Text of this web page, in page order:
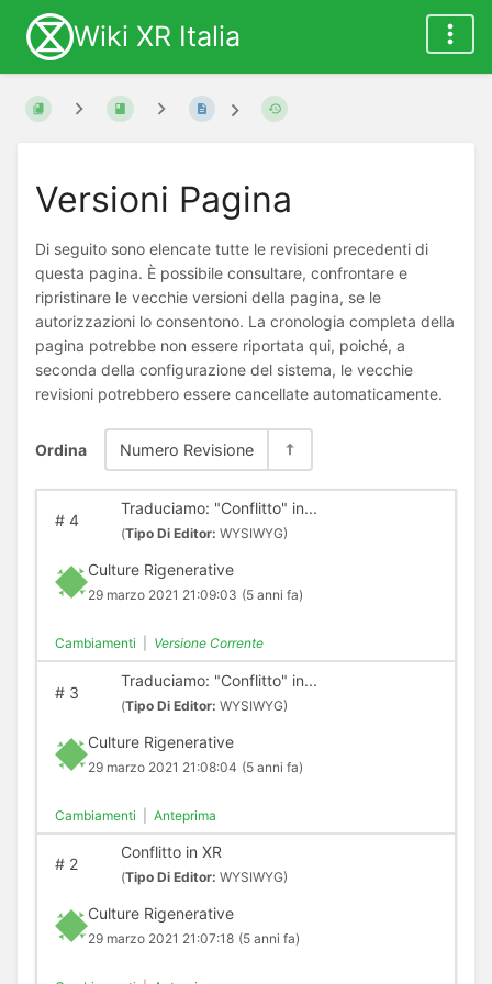
Wiki XR Italia
Versioni Pagina
Di seguito sono elencate tutte le revisioni precedenti di
questa pagina. È possibile consultare, confrontare e
ripristinare le vecchie versioni della pagina, se le
autorizzazioni lo consentono. La cronologia completa della
pagina potrebbe non essere riportata qui, poiché, a
seconda della configurazione del sistema, le vecchie
revisioni potrebbero essere cancellate automaticamente.
Ordina Numero Revisione
#4
Traduciamo: "Conflitto" in...
(Tipo Di Editor: WYSIWYG)
Culture Rigenerative
29 marzo 2021 21:09:03 (5 anni fa)
Cambiamenti Versione Corrente
#3
Traduciamo: "Conflitto" in...
(Tipo Di Editor: WYSIWYG)
Culture Rigenerative
29 marzo 2021 21:08:04 (5 anni fa)
Cambiamenti Anteprima
#2
Conflitto in XR
(Tipo Di Editor: WYSIWYG)
Culture Rigenerative
29 marzo 2021 21:07:18 (5 anni fa)